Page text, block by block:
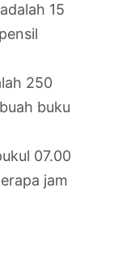
15
250
buku
07.00
jam